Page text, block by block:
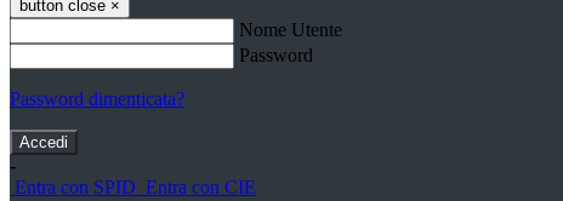
button close ×
Nome Utente
Password
Password dimenticata?
-
Entra con SPID Entra con CIE